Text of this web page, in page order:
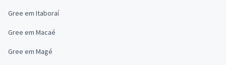
Gree em Itaboraí
Gree em Macaé
Gree em Magé